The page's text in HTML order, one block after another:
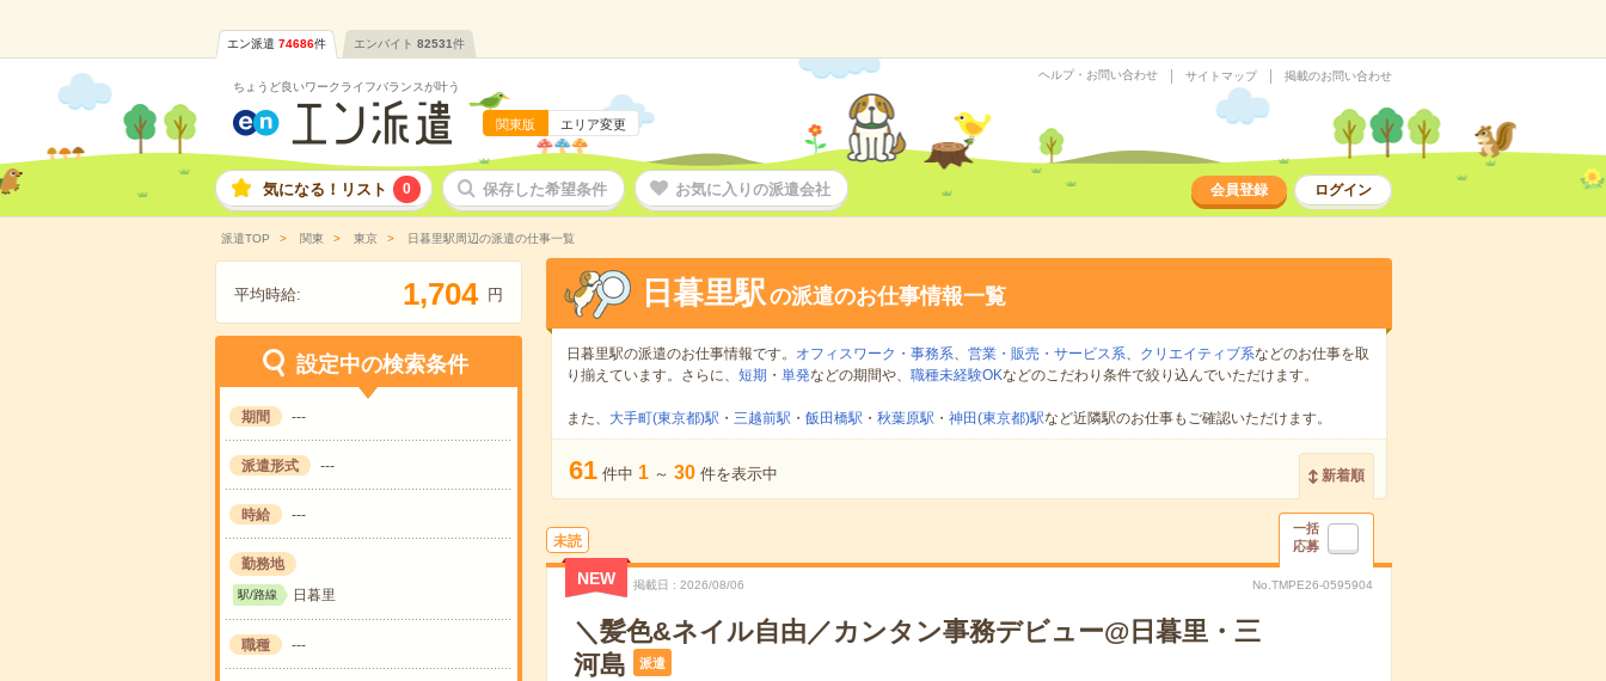
エン派遣 74686件 エンバイト 82531件
ちょうど良いワークライフバランスが叶う
関東版 エリア変更
ヘルプ・お問い合わせ サイトマップ 掲載のお問い合わせ
気になる！リスト 0 保存した希望条件 お気に入りの派遣会社 会員登録 ログイン
派遣TOP 関東 東京 日暮里駅周辺の派遣の仕事一覧
平均時給: 1,704 円
設定中の検索条件
期間 ---
派遣形式 ---
時給 ---
勤務地
駅/路線 日暮里
職種 ---
日暮里駅の派遣のお仕事情報一覧
日暮里駅の派遣のお仕事情報です。 オフィスワーク・事務系、 営業・販売・サービス系、 クリエイティブ系などのお仕事を取
り揃えています。さらに、 短期 ・ 単発などの期間や、 職種未経験OKなどのこだわり条件で絞り込んでいただけます。
また、 大手町(東京都)駅 ・ 三越前駅 ・ 飯田橋駅 ・ 秋葉原駅 ・ 神田(東京都)駅など近隣駅のお仕事もご確認いただけます。
61 件中 1 ～ 30 件を表示中 新着順
未読
一括
応募
NEW 掲載日 2026/08/06 No.TMPE26-0595904
＼髪色&ネイル自由／カンタン事務デビュー@日暮里・三
河島
派遣